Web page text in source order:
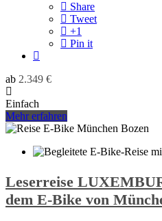
Share
Tweet
+1
Pin it
ab 2.349 €
Einfach
Mehr erfahren
Leserreise
dem E-Bike von